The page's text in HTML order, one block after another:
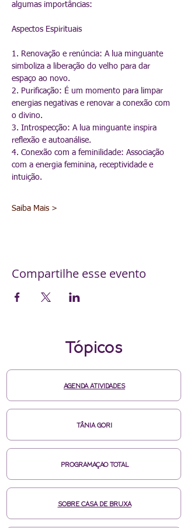
algumas importâncias:
Aspectos Espirituais
1. Renovação e renúncia: A lua minguante
simboliza a liberação do velho para dar
espaço ao novo.
2. Purificação: É um momento para limpar
energias negativas e renovar a conexão com
o divino.
3. Introspecção: A lua minguante inspira
reflexão e autoanálise.
4. Conexão com a feminilidade: Associação
com a energia feminina, receptividade e
intuição.
Saiba Mais >
Compartilhe esse evento
Tópicos
AGENDA ATIVIDADES
TÂNIA GORI
PROGRAMAÇAO TOTAL
SOBRE CASA DE BRUXA